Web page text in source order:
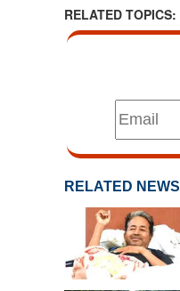
RELATED TOPICS:
RELATED NEWS